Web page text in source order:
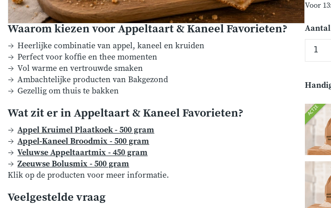
Waarom kiezen voor Appeltaart & Kaneel Favorieten?
Heerlijke combinatie van appel, kaneel en kruiden
Perfect voor koffie en thee momenten
Vol warme en vertrouwde smaken
Ambachtelijke producten van Bakgezond
Gezellig om thuis te bakken
Wat zit er in Appeltaart & Kaneel Favorieten?
Appel Kruimel Plaatkoek - 500 gram
Appel-Kaneel Broodmix - 500 gram
Veluwse Appeltaartmix - 450 gram
Zeeuwse Bolusmix - 500 gram
Klik op de producten voor meer informatie.
Veelgestelde vraag
Voor
Aantal
ACTIE